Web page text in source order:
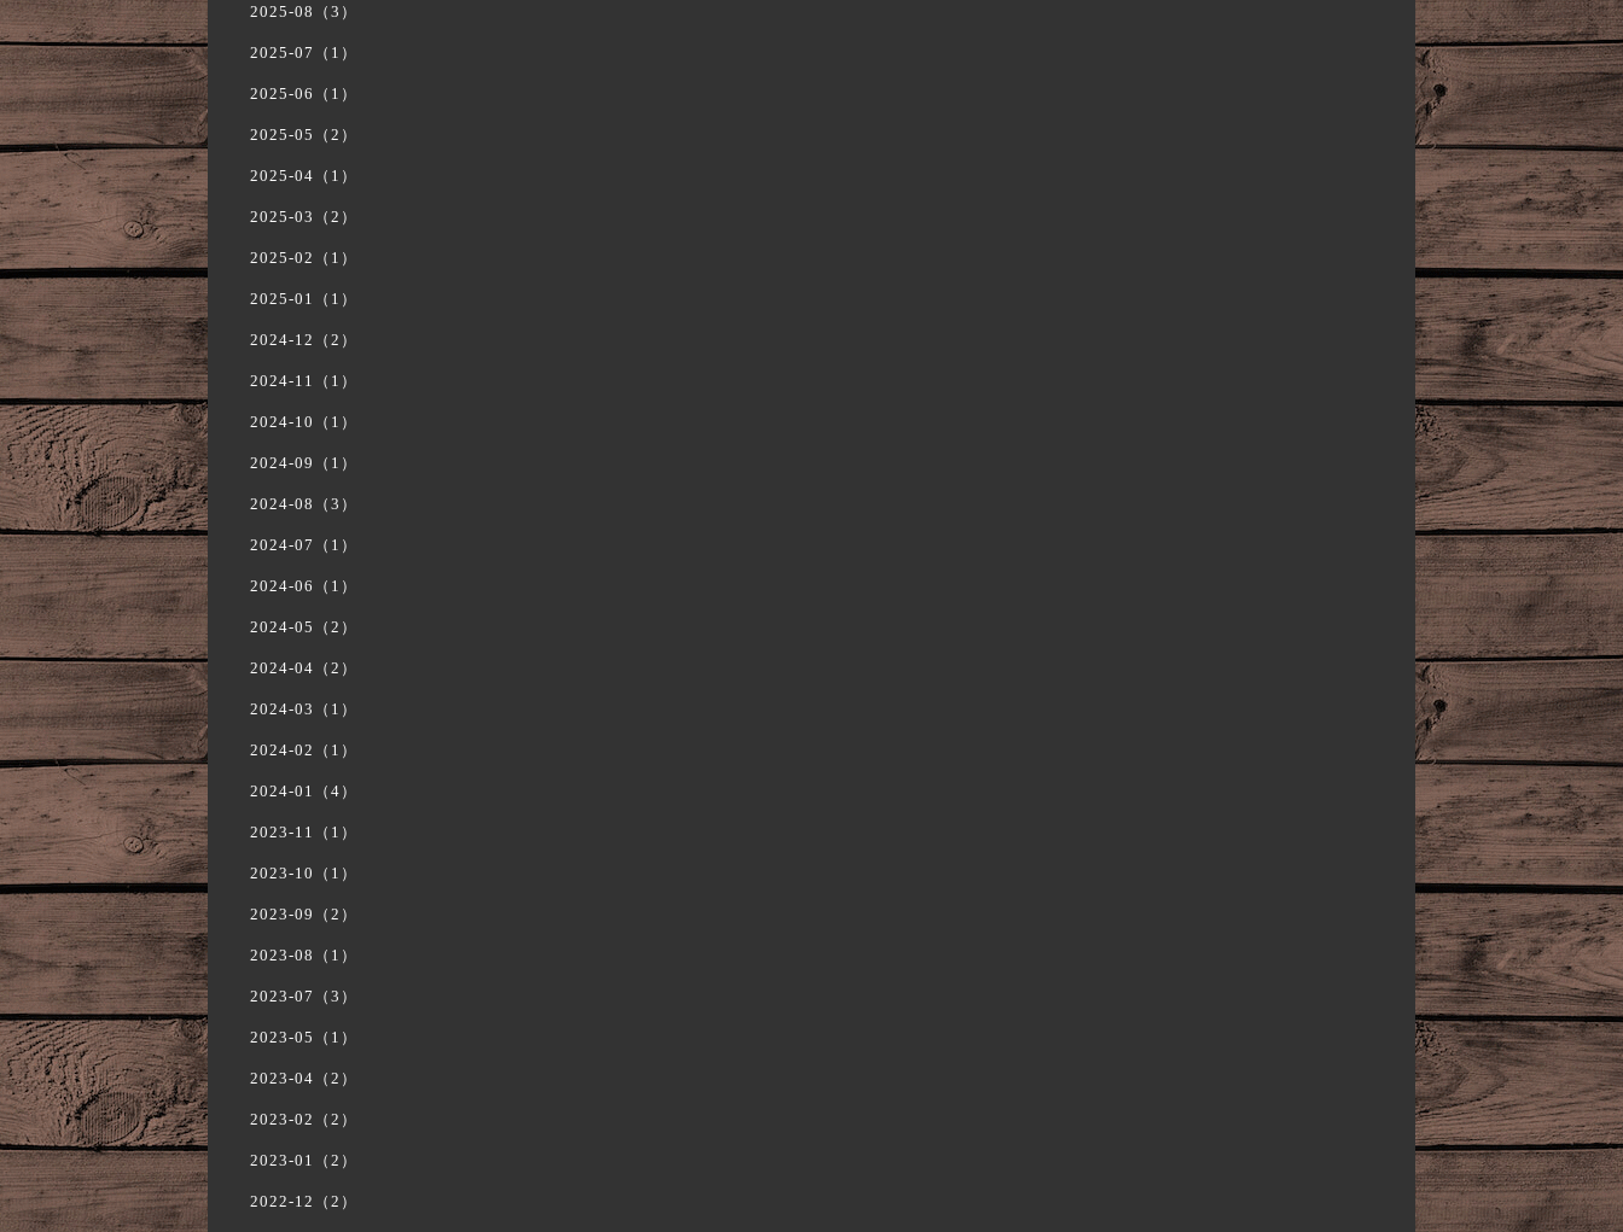
2025-08（3）
2025-07（1）
2025-06（1）
2025-05（2）
2025-04（1）
2025-03（2）
2025-02（1）
2025-01（1）
2024-12（2）
2024-11（1）
2024-10（1）
2024-09（1）
2024-08（3）
2024-07（1）
2024-06（1）
2024-05（2）
2024-04（2）
2024-03（1）
2024-02（1）
2024-01（4）
2023-11（1）
2023-10（1）
2023-09（2）
2023-08（1）
2023-07（3）
2023-05（1）
2023-04（2）
2023-02（2）
2023-01（2）
2022-12（2）